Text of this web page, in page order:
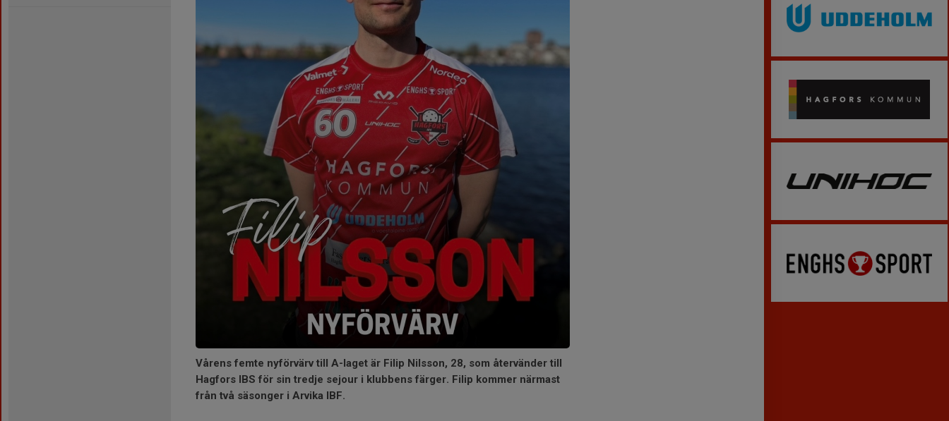
Vårens femte nyförvärv till A-laget är Filip Nilsson, 28, som återvänder till
Hagfors IBS för sin tredje sejour i klubbens färger. Filip kommer närmast
från två säsonger i Arvika IBF.